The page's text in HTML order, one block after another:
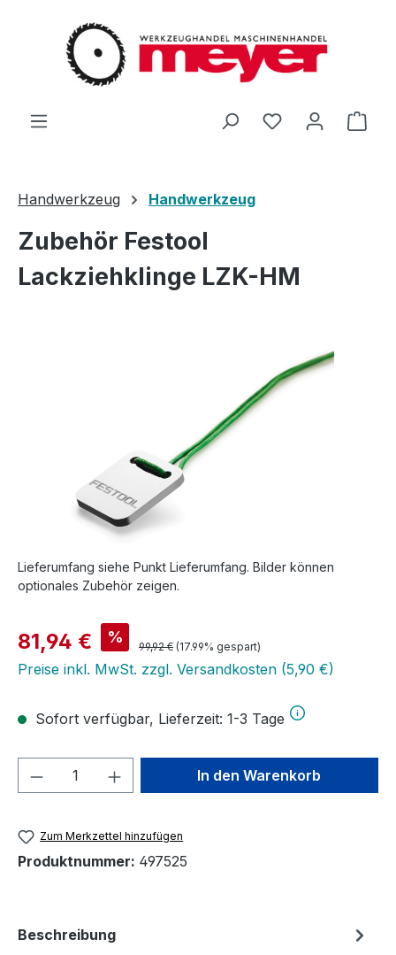
Zum Hauptinhalt springen
Du hast 0
Handwerkzeug Handwerkzeug
Zubehör Festool
Lackziehklinge LZK-HM
Lieferumfang siehe Punkt Lieferumfang. Bilder können
optionales Zubehör zeigen.
Verkaufspreis:
81,94 € % Regulärer Preis:
99,92 € (17.99% gespart)
Preise inkl. MwSt. zzgl. Versandkosten (5,90 €)
Sofort verfügbar, Lieferzeit: 1-3 Tage
Produkt Anzahl: Gib denIn den Warenkorb
Zum Merkzettel hinzufügen
Produktnummer: 497525
Beschreibung